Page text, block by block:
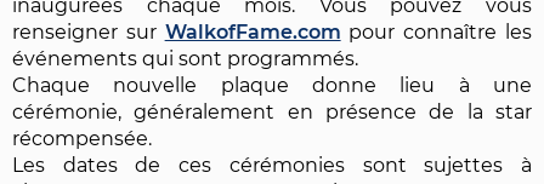
inaugurées chaque mois. Vous pouvez vous
renseigner sur WalkofFame.com pour connaître les
événements qui sont programmés.
Chaque nouvelle plaque donne lieu à une
cérémonie, généralement en présence de la star
récompensée.
Les dates de ces cérémonies sont sujettes à